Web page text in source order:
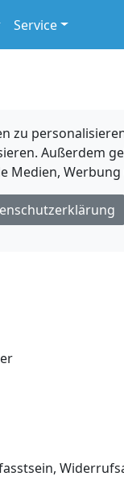
Service
zu
Außerdem
Medien, Werbung